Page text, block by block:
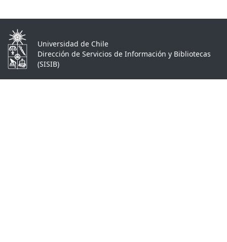
Universidad de Chile
Dirección de Servicios de Información y Bibliotecas
(SISIB)